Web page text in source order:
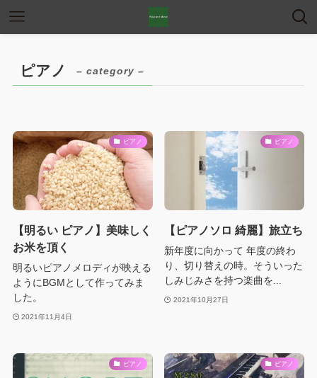
ピアノ – category –
ピアノ
【明るい ピアノ】美味しく
お米を頂く
明るいピアノメロディが映える
ようにBGMとして作ってみま
した。
2021年11月4日
ピアノ
【ピアノソロ 綺麗】旅立ち
新年度に向かって 年度の終わ
り、切り替えの時。そういった
しみじみさを持つ楽曲を...
2021年10月27日
ピアノ ピアノ